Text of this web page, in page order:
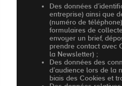
Des données
entreprise) ainsi que
(numéro de
formulaires de
envoyer un brief,
prendre contact avec
la Newsletter) ;
Des données des
d’audience lors de la
biais des Cookies et